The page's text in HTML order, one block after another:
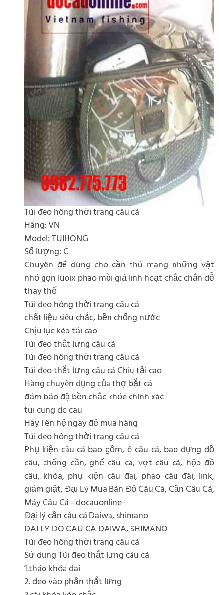
Túi đeo hông thời trang câu cá
Hãng: VN
Model: TUIHONG
Số lượng: C
Chuyên để dùng cho cần thủ mang những vật
nhỏ gọn luoix phao mồi giả linh hoạt chắc chắn dễ
thay thế
Túi đeo hông thời trang câu cá
chất liệu siêu chắc, bền chống nước
Chịu lục kéo tải cao
Túi đeo thắt lưng câu cá
Túi đeo hông thời trang câu cá
Túi đeo thắt lưng câu cá Chiu tải cao
Hàng chuyên dụng của thợ bắt cá
đảm bảo độ bền chắc khỏe chính xác
tui cung do cau
Hãy liên hệ ngay để mua hàng
Túi đeo hông thời trang câu cá
Phụ kiện câu cá bao gồm, ô câu cá, bao đựng đồ
câu, chống cần, ghế câu cá, vợt câu cá, hộp đồ
câu, khóa, phụ kiện câu đài, phao câu đài, link,
giảm giật, Đại Lý Mua Bán Đồ Câu Cá, Cần Câu Cá,
Máy Câu Cá - docauonline
Đại lý cần câu cá Daiwa, shimano
DAI LY DO CAU CA DAIWA, SHIMANO
Túi đeo hông thời trang câu cá
Sử dụng Túi đeo thắt lưng câu cá
1.tháo khóa đai
2. đeo vào phần thắt lưng